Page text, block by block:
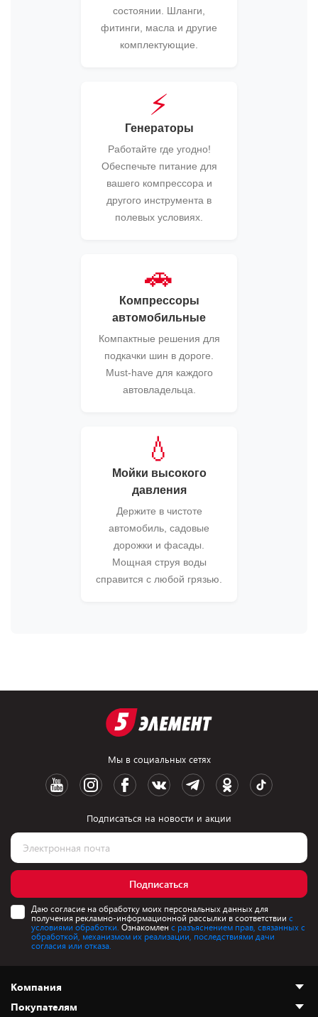
состоянии. Шланги,
фитинги, масла и другие
комплектующие.
⚡
Генераторы
Работайте где угодно!
Обеспечьте питание для
вашего компрессора и
другого инструмента в
полевых условиях.
🚗
Компрессоры
автомобильные
Компактные решения для
подкачки шин в дороге.
Must-have для каждого
автовладельца.
💧
Мойки высокого
давления
Держите в чистоте
автомобиль, садовые
дорожки и фасады.
Мощная струя воды
справится с любой грязью.
Мы в социальных сетях
Подписаться на новости и акции
Подписаться
Даю согласие на обработку моих персональных данных для
получения рекламно-информационной рассылки в соответствии с
условиями обработки. Ознакомлен с разъяснением прав, связанных с
обработкой, механизмом их реализации, последствиями дачи
согласия или отказа.
Компания
Покупателям